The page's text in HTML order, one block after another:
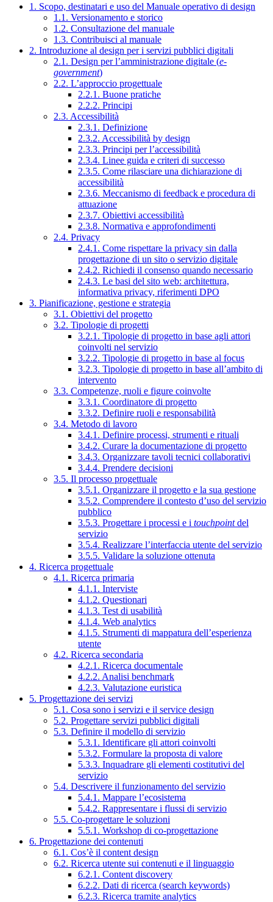
1. Scopo, destinatari e uso del Manuale operativo di design
1.1. Versionamento e storico
1.2. Consultazione del manuale
1.3. Contribuisci al manuale
2. Introduzione al design per i servizi pubblici digitali
2.1. Design per l’amministrazione digitale (e-
government)
2.2. L’approccio progettuale
2.2.1. Buone pratiche
2.2.2. Principi
2.3. Accessibilità
2.3.1. Definizione
2.3.2. Accessibilità by design
2.3.3. Principi per l’accessibilità
2.3.4. Linee guida e criteri di successo
2.3.5. Come rilasciare una dichiarazione di
accessibilità
2.3.6. Meccanismo di feedback e procedura di
attuazione
2.3.7. Obiettivi accessibilità
2.3.8. Normativa e approfondimenti
2.4. Privacy
2.4.1. Come rispettare la privacy sin dalla
progettazione di un sito o servizio digitale
2.4.2. Richiedi il consenso quando necessario
2.4.3. Le basi del sito web: architettura,
informativa privacy, riferimenti DPO
3. Pianificazione, gestione e strategia
3.1. Obiettivi del progetto
3.2. Tipologie di progetti
3.2.1. Tipologie di progetto in base agli attori
coinvolti nel servizio
3.2.2. Tipologie di progetto in base al focus
3.2.3. Tipologie di progetto in base all’ambito di
intervento
3.3. Competenze, ruoli e figure coinvolte
3.3.1. Coordinatore di progetto
3.3.2. Definire ruoli e responsabilità
3.4. Metodo di lavoro
3.4.1. Definire processi, strumenti e rituali
3.4.2. Curare la documentazione di progetto
3.4.3. Organizzare tavoli tecnici collaborativi
3.4.4. Prendere decisioni
3.5. Il processo progettuale
3.5.1. Organizzare il progetto e la sua gestione
3.5.2. Comprendere il contesto d’uso del servizio
pubblico
3.5.3. Progettare i processi e i touchpointdel
servizio
3.5.4. Realizzare l’interfaccia utente del servizio
3.5.5. Validare la soluzione ottenuta
4. Ricerca progettuale
4.1. Ricerca primaria
4.1.1. Interviste
4.1.2. Questionari
4.1.3. Test di usabilità
4.1.4. Web analytics
4.1.5. Strumenti di mappatura dell’esperienza
utente
4.2. Ricerca secondaria
4.2.1. Ricerca documentale
4.2.2. Analisi benchmark
4.2.3. Valutazione euristica
5. Progettazione dei servizi
5.1. Cosa sono i servizi e il service design
5.2. Progettare servizi pubblici digitali
5.3. Definire il modello di servizio
5.3.1. Identificare gli attori coinvolti
5.3.2. Formulare la proposta di valore
5.3.3. Inquadrare gli elementi costitutivi del
servizio
5.4. Descrivere il funzionamento del servizio
5.4.1. Mappare l’ecosistema
5.4.2. Rappresentare i flussi di servizio
5.5. Co-progettare le soluzioni
5.5.1. Workshop di co-progettazione
6. Progettazione dei contenuti
6.1. Cos’è il content design
6.2. Ricerca utente sui contenuti e il linguaggio
6.2.1. Content discovery
6.2.2. Dati di ricerca (search keywords)
6.2.3. Ricerca tramite analytics